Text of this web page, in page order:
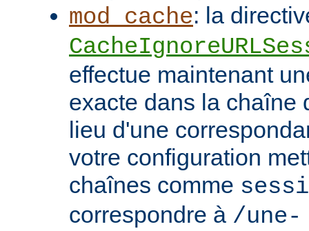
mod_cache: la
effectue maintenant
exacte dans la chaîne
lieu d'une
votre configuration
chaînes comme
correspondre à /une-